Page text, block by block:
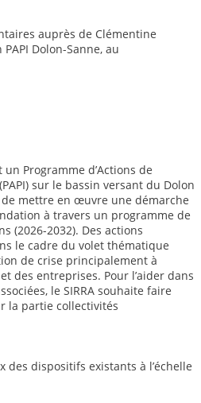
auprès de Clémentine
PAPI Dolon-Sanne, au
Programme d’Actions de
sur le bassin versant du Dolon
de mettre en œuvre une démarche
à travers un programme de
(2026-2032). Des actions
le cadre du volet thématique
de crise principalement à
des entreprises. Pour l’aider dans
le SIRRA souhaite faire
la partie collectivités
des dispositifs existants à l’échelle